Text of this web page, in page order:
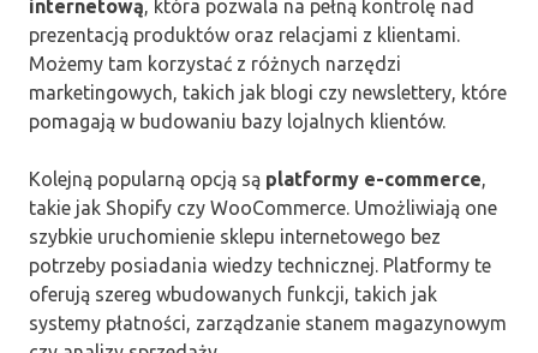
internetową , która pozwala na pełną kontrolę nad
prezentacją produktów oraz relacjami z klientami.
Możemy tam korzystać z różnych narzędzi
marketingowych, takich jak blogi czy newslettery, które
pomagają w budowaniu bazy lojalnych klientów.
Kolejną popularną opcją są platformy e-commerce
takie jak Shopify czy WooCommerce. Umożliwiają one
szybkie uruchomienie sklepu internetowego bez
potrzeby posiadania wiedzy technicznej. Platformy te
oferują szereg wbudowanych funkcji, takich jak
systemy płatności, zarządzanie stanem magazynowym